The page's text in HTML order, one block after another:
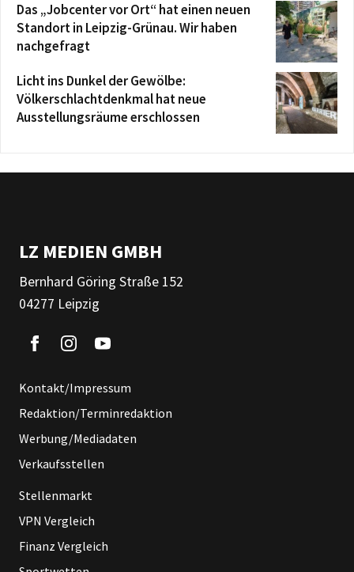
Das „Jobcenter vor Ort“ hat einen neuen
Standort in Leipzig-Grünau. Wir haben
nachgefragt
Licht ins Dunkel der Gewölbe:
Völkerschlachtdenkmal hat neue
Ausstellungsräume erschlossen
LZ MEDIEN GMBH
Bernhard Göring Straße 152
04277 Leipzig
Kontakt/Impressum
Redaktion/Terminredaktion
Werbung/Mediadaten
Verkaufsstellen
Stellenmarkt
VPN Vergleich
Finanz Vergleich